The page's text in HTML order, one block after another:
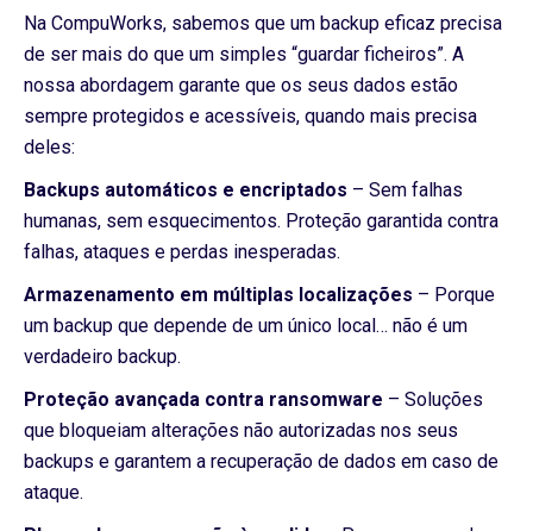
Na CompuWorks, sabemos que um backup eficaz precisa
de ser mais do que um simples “guardar ficheiros”. A
nossa abordagem garante que os seus dados estão
sempre protegidos e acessíveis, quando mais precisa
deles:
Backups automáticos e encriptados – Sem falhas
humanas, sem esquecimentos. Proteção garantida contra
falhas, ataques e perdas inesperadas.
Armazenamento em múltiplas localizações – Porque
um backup que depende de um único local… não é um
verdadeiro backup.
Proteção avançada contra ransomware – Soluções
que bloqueiam alterações não autorizadas nos seus
backups e garantem a recuperação de dados em caso de
ataque.